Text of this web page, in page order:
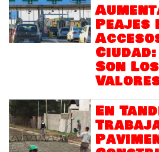
Peajes
Son
En